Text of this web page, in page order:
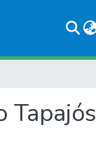
Tapajós